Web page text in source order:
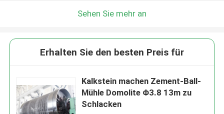
Sehen Sie mehr an
Erhalten Sie den besten Preis für
Kalkstein machen Zement-Ball-
Mühle Domolite Φ3.8 13m zu
Schlacken